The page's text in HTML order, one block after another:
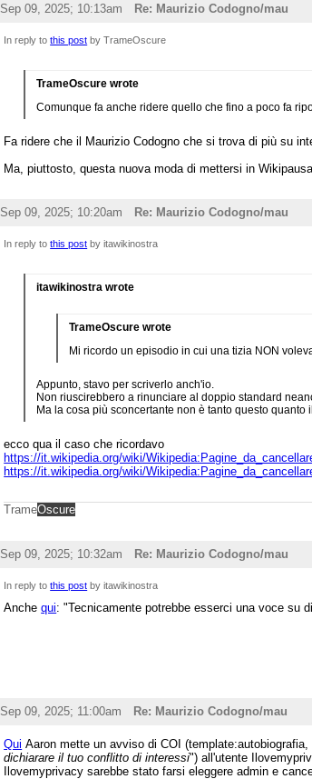
Sep 09, 2025; 10:13am Re: Maurizio Codogno/mau
In reply tothis post by TrameOscure
TrameOscure wrote
Comunque fa anche ridere quello che fino a poco fa
Fa ridere che il Maurizio Codogno che si trova di più su
Ma, piuttosto, questa nuova moda di mettersi in
Sep 09, 2025; 10:20am Re: Maurizio Codogno/mau
In reply tothis post by itawikinostra
itawikinostra wrote
TrameOscure wrote
Mi ricordo un episodio in cui una tizia NON
Appunto, stavo per scriverlo anch'io.
Non riuscirebbero a rinunciare al doppio standard
Ma la cosa più sconcertante non è tanto questo
ecco qua il caso che ricordavo
https://it.wikipedia.org/wiki/
https://it.wikipedia.org/wiki/
TrameOscure
Sep 09, 2025; 10:32am Re: Maurizio Codogno/mau
In reply tothis post by itawikinostra
Anchequi: "Tecnicamente potrebbe esserci una voce su
Sep 09, 2025; 11:00am Re: Maurizio Codogno/mau
Qui Aaron mette un avviso di COI (template:autobiografia,
dichiarare il tuo conflitto di interessi") all'utente
Ilovemyprivacy sarebbe stato farsi eleggere admin e